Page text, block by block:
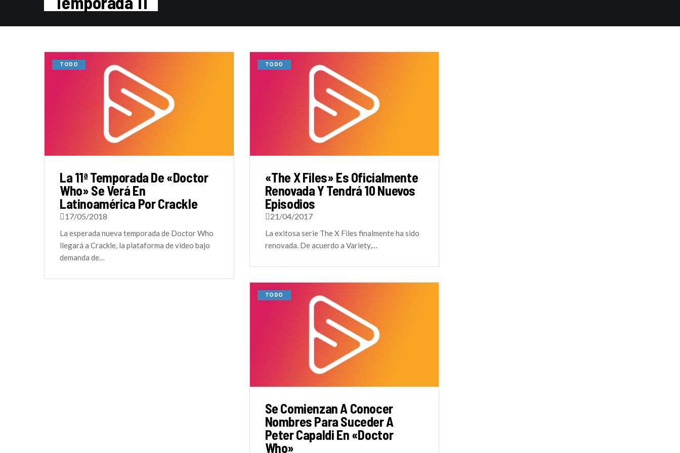
TODO
La 11ª Temporada De «Doctor
Who» Se Verá En
Latinoamérica Por Crackle
17/05/2018
La esperada nueva temporada de Doctor Who
llegará a Crackle, la plataforma de video bajo
demanda de…
TODO
«The X Files» Es Oficialmente
Renovada Y Tendrá 10 Nuevos
Episodios
21/04/2017
La exitosa serie The X Files finalmente ha sido
renovada. De acuerdo a Variety,…
TODO
Se Comienzan A Conocer
Nombres Para Suceder A
Peter Capaldi En «Doctor
Who»